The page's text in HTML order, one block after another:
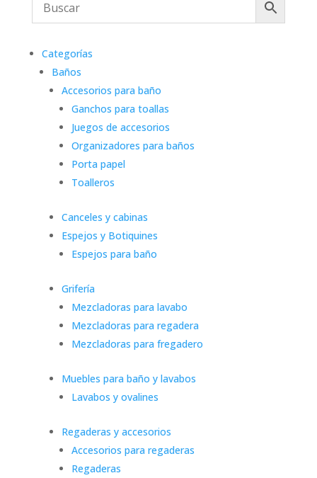
Categorías
Baños
Accesorios para baño
Ganchos para toallas
Juegos de accesorios
Organizadores para baños
Porta papel
Toalleros
Canceles y cabinas
Espejos y Botiquines
Espejos para baño
Grifería
Mezcladoras para lavabo
Mezcladoras para regadera
Mezcladoras para fregadero
Muebles para baño y lavabos
Lavabos y ovalines
Regaderas y accesorios
Accesorios para regaderas
Regaderas